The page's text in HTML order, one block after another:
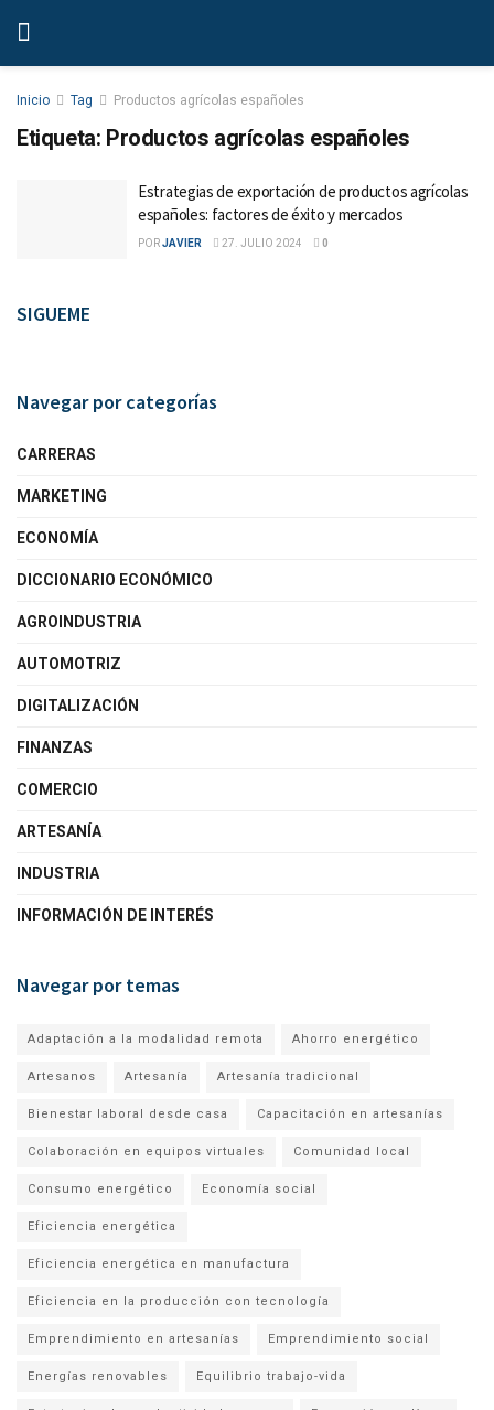
Inicio Tag Productos agrícolas españoles
Etiqueta: Productos agrícolas españoles
Estrategias de exportación de productos agrícolas
españoles: factores de éxito y mercados
PORJAVIER 27. JULIO 2024 0
SIGUEME
Navegar por categorías
CARRERAS
MARKETING
ECONOMÍA
DICCIONARIO ECONÓMICO
AGROINDUSTRIA
AUTOMOTRIZ
DIGITALIZACIÓN
FINANZAS
COMERCIO
ARTESANÍA
INDUSTRIA
INFORMACIÓN DE INTERÉS
Navegar por temas
Adaptación a la modalidad remota Ahorro energético
Artesanos Artesanía Artesanía tradicional
Bienestar laboral desde casa Capacitación en artesanías
Colaboración en equipos virtuales Comunidad local
Consumo energético Economía social
Eficiencia energética
Eficiencia energética en manufactura
Eficiencia en la producción con tecnología
Emprendimiento en artesanías Emprendimiento social
Energías renovables Equilibrio trabajo-vida